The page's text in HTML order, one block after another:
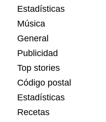
Estadísticas
Música
General
Publicidad
Top stories
Código postal
Estadísticas
Recetas